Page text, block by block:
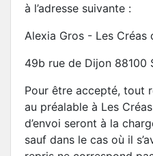
à l’adresse suivante :
Alexia Gros - Les Créas
49b rue de Dijon 88100
Pour être accepté, tout
au préalable à Les
d’envoi seront à la
sauf dans le cas où il